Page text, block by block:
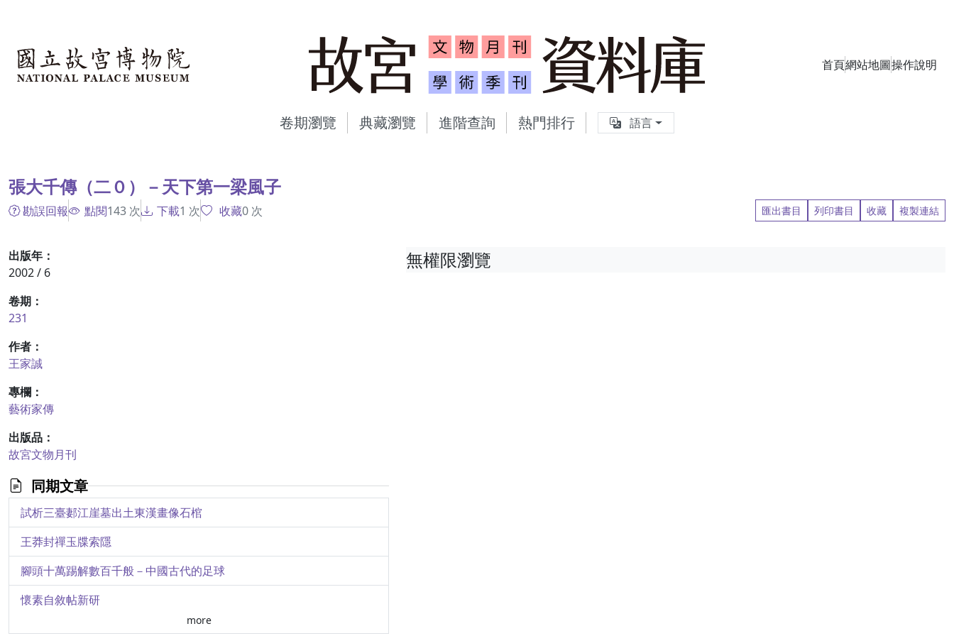
故宮文物月刊、故宮學術季刊資料庫
首頁網站地圖操作說明
卷期瀏覽 典藏瀏覽 進階查詢 熱門排行 語言
張大千傳（二０）－天下第一梁風子
勘誤回報 點閱143 次 下載1 次 收藏0 次 匯出書目 列印書目 收藏 複製連結
出版年：
2002 / 6
卷期：
231
作者：
王家誠
專欄：
藝術家傳
出版品：
故宮文物月刊
同期文章
試析三臺郪江崖墓出土東漢畫像石棺
王莽封禪玉牒索隱
腳頭十萬踢解數百千般－中國古代的足球
懷素自敘帖新研
more
無權限瀏覽